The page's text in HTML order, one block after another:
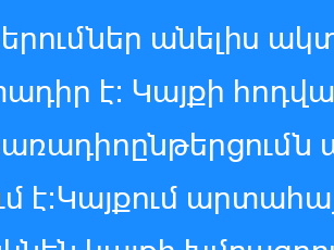
անելիս
է: Կայքի
է:Կայքում